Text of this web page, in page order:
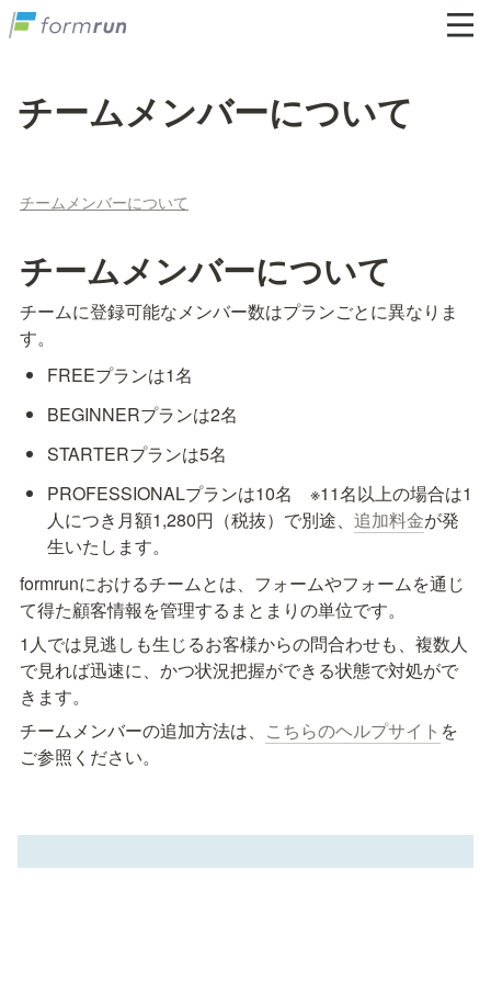
チームメンバーについて
チームメンバーについて
チームメンバーについて
チームに登録可能なメンバー数はプランごとに異なりま
す。
FREEプランは1名
BEGINNERプランは2名
STARTERプランは5名
PROFESSIONALプランは10名　※11名以上の場合は1
人につき月額1,280円（税抜）で別途、追加料金が発
formrunにおけるチームとは、フォームやフォームを通じ
て得た顧客情報を管理するまとまりの単位です。
1人では見逃しも生じるお客様からの問合わせも、複数人
で見れば迅速に、かつ状況把握ができる状態で対処がで
きます。
チームメンバーの追加方法は、 こちらのヘルプサイト を
ご参照ください。